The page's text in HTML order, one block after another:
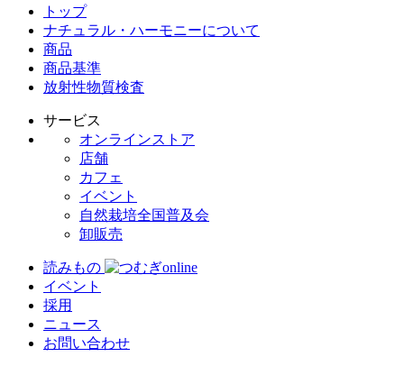
トップ
ナチュラル・ハーモニーについて
商品
商品基準
放射性物質検査
サービス
オンラインストア
店舗
カフェ
イベント
自然栽培全国普及会
卸販売
読みもの
イベント
採用
ニュース
お問い合わせ